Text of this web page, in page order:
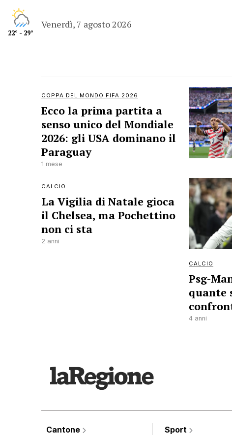
22° - 29°
Venerdì, 7 agosto 2026
COPPA DEL MONDO FIFA 2026
Ecco la prima partita a
senso unico del Mondiale
2026: gli USA dominano il
Paraguay
1 mese
CALCIO
La Vigilia di Natale gioca
il Chelsea, ma Pochettino
non ci sta
2 anni
CALCIO
Psg-
quante
4 anni
Cantone
Sport